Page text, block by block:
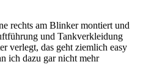
rechts am Blinker montiert und
und Tankverkleidung
verlegt, das geht ziemlich easy
ich dazu gar nicht mehr